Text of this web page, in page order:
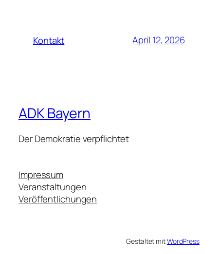
Kontakt April 12, 2026
ADK Bayern
Der Demokratie verpflichtet
Impressum
Veranstaltungen
Veröffentlichungen
Gestaltet mitWordPress